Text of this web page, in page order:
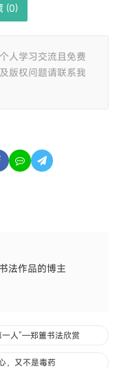
(0)
人学习交流且免费
版权问题请联系我
法作品的博主
一人”—郑簠书法欣赏
，又不是毒药